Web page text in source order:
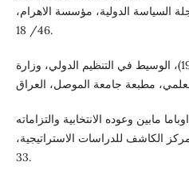
السياسة الدولية، مؤسسة الاهرام،
46/ 18.
الحديثي، خليل إسماعيل، (1991)، الوسيط في التنظيم الدولي، وزارة
منصور يحيى، (2013) ،" اوباما مابين وعوده الانتخابية والتزاماته
الكاشف للدراسات الاستراتيجية،
33.